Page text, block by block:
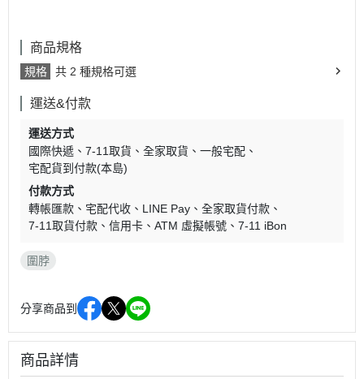
商品規格
規格 共 2 種規格可選
運送&付款
運送方式
國際快遞
7-11取貨 全家取貨
一般宅配
宅配貨到付款(本島)
付款方式
轉帳匯款
宅配代收 LINE Pay
全家取貨付款
7-11取貨付款
信用卡 ATM 虛擬帳號 7-11 iBon
圍脖
分享商品到
商品詳情